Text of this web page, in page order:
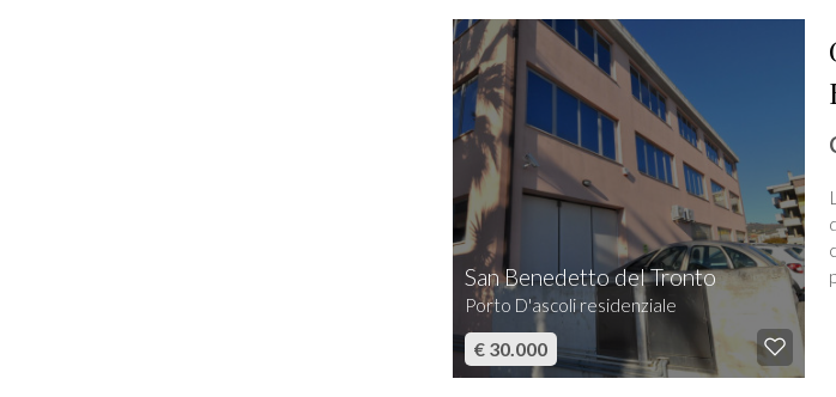
San Benedetto del Tronto
Porto D'ascoli residenziale
€ 30.000